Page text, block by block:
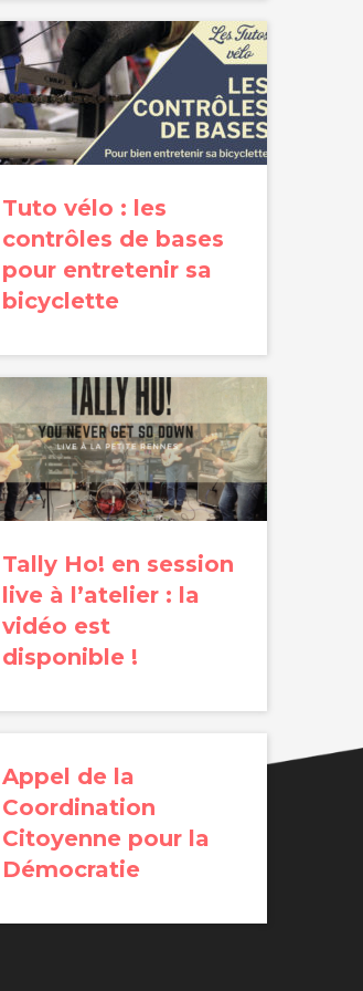
Tuto vélo : les
contrôles de bases
pour entretenir sa
bicyclette
Tally Ho! en session
live à l’atelier : la
vidéo est
disponible !
Appel de la
Coordination
Citoyenne pour la
Démocratie